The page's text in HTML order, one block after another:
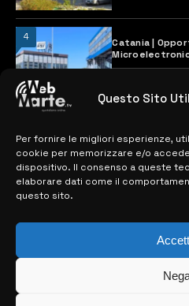
Questo Sito
Per fornire le migliori esperienze,
cookie per memorizzare e/o
dispositivo. Il consenso a queste
elaborare dati come il
questo sito.
4
Catania |
previste
MAPPA DEL SITO
> NOTIZIE